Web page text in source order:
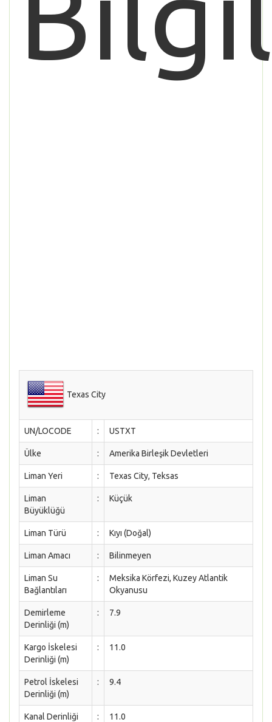
Texas City
UN/LOCODE : USTXT
Ülke : Amerika Birleşik Devletleri
Liman Yeri : Texas City, Teksas
Liman
Büyüklüğü
: Küçük
Liman Türü : Kıyı (Doğal)
Liman Amacı : Bilinmeyen
Liman Su
Bağlantıları
:
Meksika Körfezi, Kuzey Atlantik
Okyanusu
Demirleme
Derinliği (m)
: 7.9
Kargo İskelesi
Derinliği (m)
: 11.0
Petrol İskelesi
Derinliği (m)
: 9.4
Kanal Derinliği : 11.0